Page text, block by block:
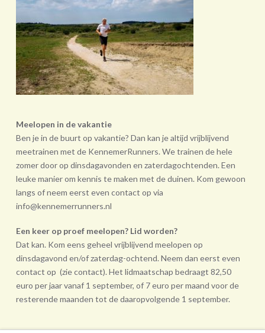
Meelopen in de vakantie
Ben je in de buurt op vakantie? Dan kan je altijd vrijblijvend
meetrainen met de KennemerRunners. We trainen de hele
zomer door op dinsdagavonden en zaterdagochtenden. Een
leuke manier om kennis te maken met de duinen. Kom gewoon
langs of neem eerst even contact op via
info@kennemerrunners.nl
Een keer op proef meelopen? Lid worden?
Dat kan. Kom eens geheel vrij­blijvend meelopen op
dinsdagavond en/of zaterdag-ochtend. Neem dan eerst even
contact op (zie contact). Het lidmaatschap bedraagt 82,50
euro per jaar vanaf 1 september, of 7 euro per maand voor de
resterende maanden tot de daarop­volgende 1 september.